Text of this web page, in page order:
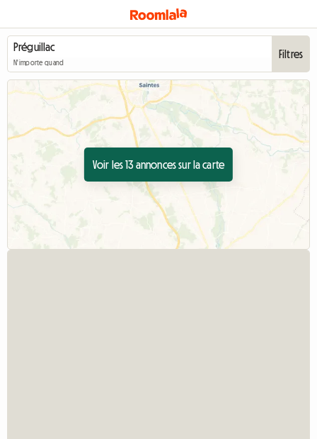
N'importe quand
Filtres
Voir les 13 annonces sur la carte